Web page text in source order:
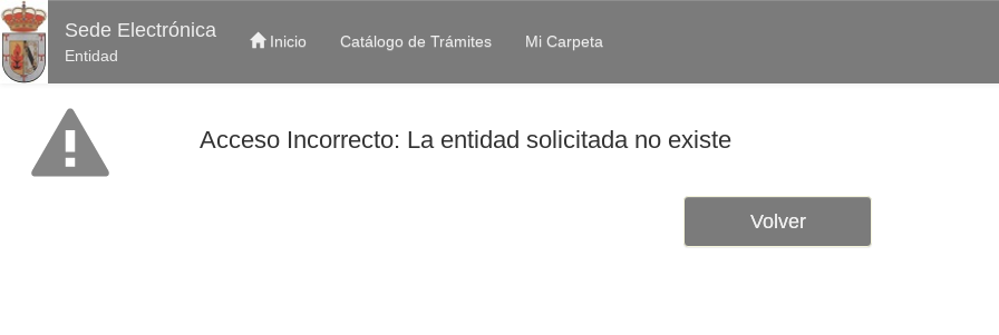
Sede Electrónica
Entidad
Inicio Catálogo de Trámites Mi Carpeta
Acceso Incorrecto: La entidad solicitada no existe
Volver